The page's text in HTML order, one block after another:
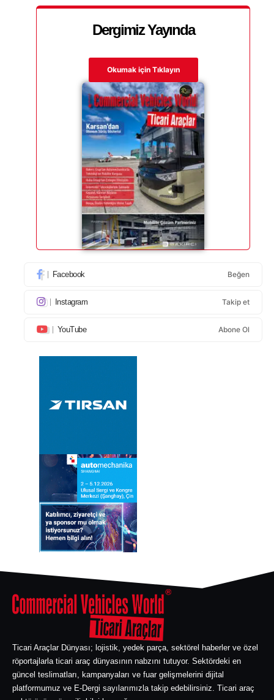
Dergimiz Yayında
Okumak için Tıklayın
Facebook Beğen
Instagram Takip et
YouTube Abone Ol
Ticari Araçlar Dünyası; lojistik, yedek parça, sektörel haberler ve özel
röportajlarla ticari araç dünyasının nabzını tutuyor. Sektördeki en
güncel teslimatları, kampanyaları ve fuar gelişmelerini dijital
platformumuz ve E-Dergi sayılarımızla takip edebilirsiniz. Ticari araç